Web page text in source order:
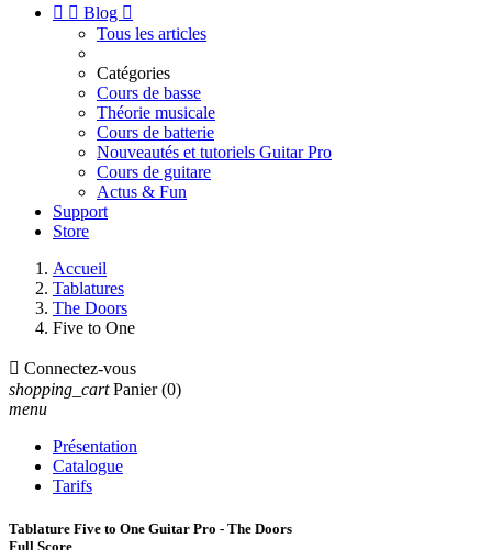
  Blog 
Tous les articles
Catégories
Cours de basse
Théorie musicale
Cours de batterie
Nouveautés et tutoriels Guitar Pro
Cours de guitare
Actus & Fun
Support
Store
Accueil
Tablatures
The Doors
Five to One
 Connectez-vous
shopping_cart Panier (0)
menu
Présentation
Catalogue
Tarifs
Tablature Five to One Guitar Pro - The Doors
Full Score